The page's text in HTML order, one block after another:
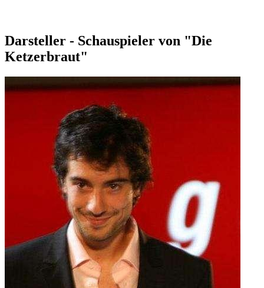
Darsteller - Schauspieler von "Die
Ketzerbraut"